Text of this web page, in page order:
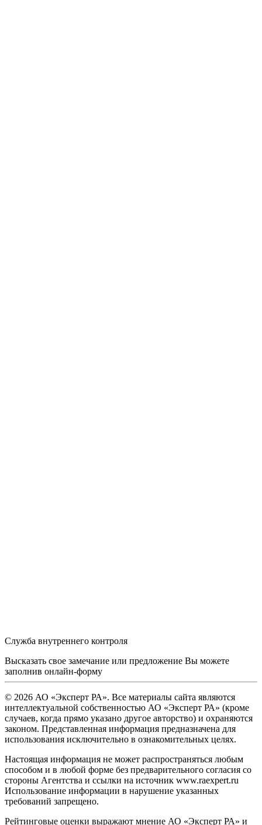
Служба внутреннего контроля
Высказать свое замечание или предложение Вы можете
заполнив онлайн-форму
© 2026 АО «Эксперт РА». Все материалы сайта являются
интеллектуальной собственностью АО «Эксперт РА» (кроме
случаев, когда прямо указано другое авторство) и охраняются
законом. Представленная информация предназначена для
использования исключительно в ознакомительных целях.
Настоящая информация не может распространяться любым
способом и в любой форме без предварительного согласия со
стороны Агентства и ссылки на источник www.raexpert.ru
Использование информации в нарушение указанных
требований запрещено.
Рейтинговые оценки выражают мнение АО «Эксперт РА» и